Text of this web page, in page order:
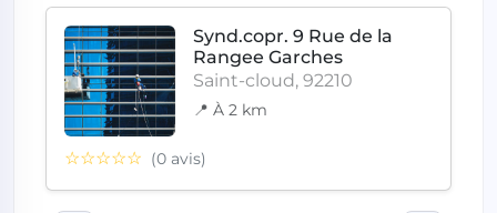
Synd.copr. 9 Rue de la
Rangee Garches
Saint-cloud, 92210
📍 À 2 km
☆☆☆☆☆ (0 avis)